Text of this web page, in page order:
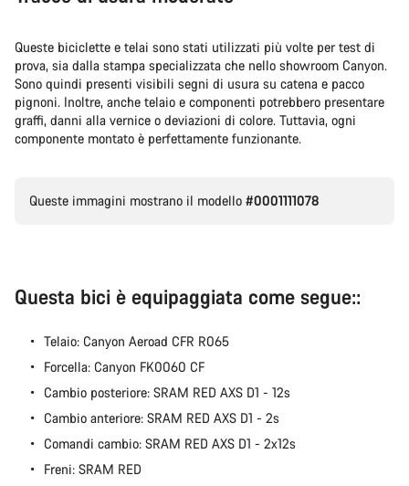
Queste biciclette e telai sono stati utilizzati più volte per test di
prova, sia dalla stampa specializzata che nello showroom Canyon.
Sono quindi presenti visibili segni di usura su catena e pacco
pignoni. Inoltre, anche telaio e componenti potrebbero presentare
graffi, danni alla vernice o deviazioni di colore. Tuttavia, ogni
componente montato è perfettamente funzionante.
Queste immagini mostrano il modello #0001111078
Questa bici è equipaggiata come segue::
Telaio: Canyon Aeroad CFR R065
Forcella: Canyon FK0060 CF
Cambio posteriore: SRAM RED AXS D1 - 12s
Cambio anteriore: SRAM RED AXS D1 - 2s
Comandi cambio: SRAM RED AXS D1 - 2x12s
Freni: SRAM RED